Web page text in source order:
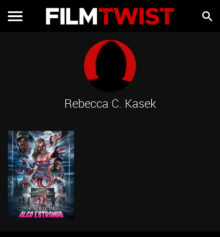
Rebecca C. Kasek